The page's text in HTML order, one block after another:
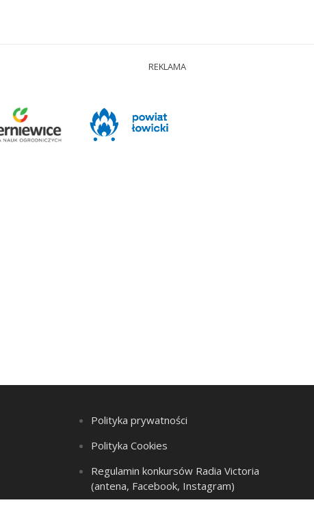
REKLAMA
Polityka prywatności
Polityka Cookies
Regulamin konkursów Radia Victoria
(antena, Facebook, Instagram)